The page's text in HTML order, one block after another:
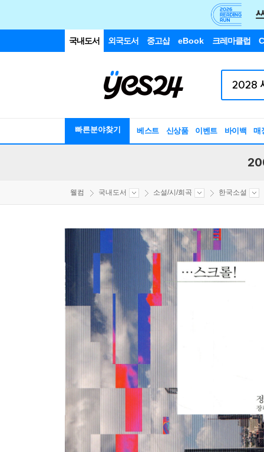
국내도서 외국도서 중고샵 eBook 크레마클럽
빠른분야찾기 베스트 신상품 이벤트 바이백 매
웰컴 국내도서 소설/시/희곡 한국소설